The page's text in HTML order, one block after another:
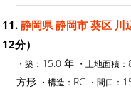
11. 静岡県 静岡市 葵区 川
12分）
・築： 15.0 年 ・土地面積：
方形 ・構造： RC ・間口：